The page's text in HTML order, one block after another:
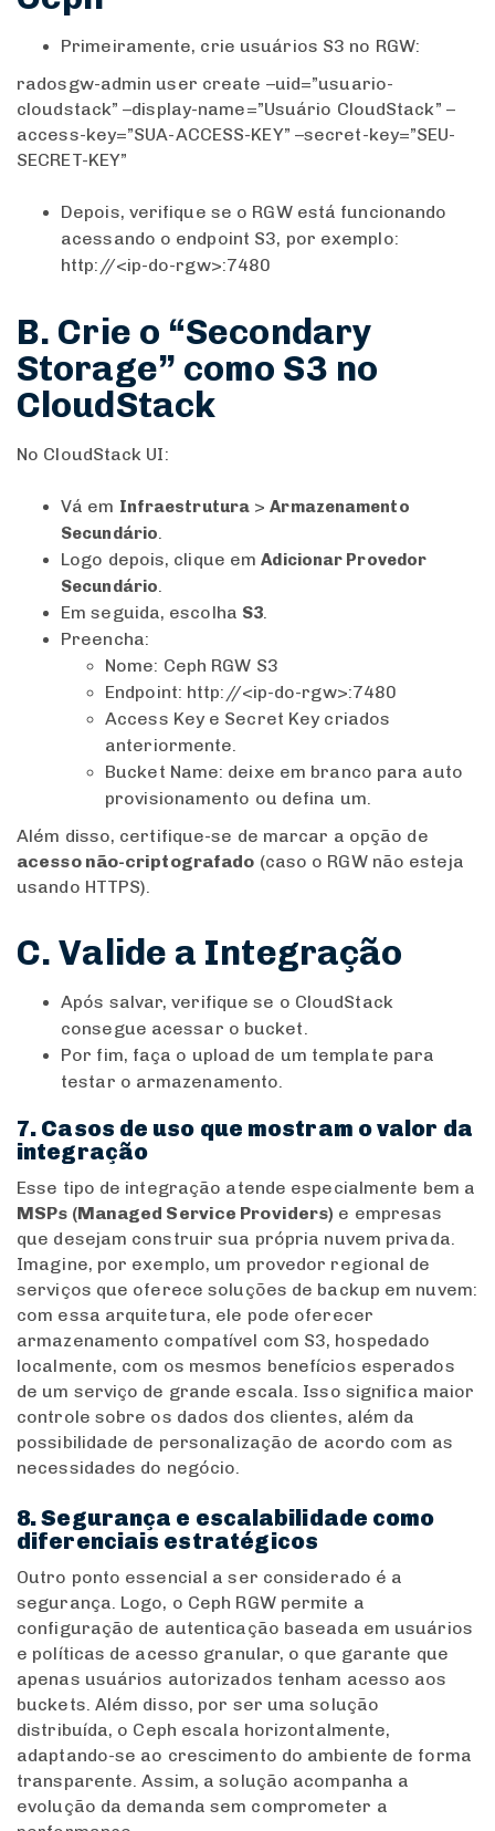
Primeiramente, crie usuários S3 no RGW:
radosgw-admin user create –uid=”usuario-
cloudstack” –display-name=”Usuário CloudStack” –
access-key=”SUA-ACCESS-KEY” –secret-key=”SEU-
SECRET-KEY”
Depois, verifique se o RGW está funcionando
acessando o endpoint S3, por exemplo:
http://<ip-do-rgw>:7480
B. Crie o “Secondary
Storage” como S3 no
CloudStack
No CloudStack UI:
Vá em Infraestrutura >Armazenamento
Secundário.
Logo depois, clique emAdicionar Provedor
Secundário.
Em seguida, escolha S3.
Preencha:
Nome: Ceph RGW S3
Endpoint: http://<ip-do-rgw>:7480
Access Key e Secret Key criados
anteriormente.
Bucket Name: deixe em branco para auto
provisionamento ou defina um.
Além disso, certifique-se de marcar a opção de
acesso não-criptografado (caso o RGW não esteja
usando HTTPS).
C. Valide a Integração
Após salvar, verifique se o CloudStack
consegue acessar o bucket.
Por fim, faça o upload de um template para
testar o armazenamento.
7. Casos de uso que mostram o valor da
integração
Esse tipo de integração atende especialmente bem a
MSPs (Managed Service Providers) e empresas
que desejam construir sua própria nuvem privada.
Imagine, por exemplo, um provedor regional de
serviços que oferece soluções de backup em nuvem:
com essa arquitetura, ele pode oferecer
armazenamento compatível com S3, hospedado
localmente, com os mesmos benefícios esperados
de um serviço de grande escala. Isso significa maior
controle sobre os dados dos clientes, além da
possibilidade de personalização de acordo com as
necessidades do negócio.
8. Segurança e escalabilidade como
diferenciais estratégicos
Outro ponto essencial a ser considerado é a
segurança. Logo, o Ceph RGW permite a
configuração de autenticação baseada em usuários
e políticas de acesso granular, o que garante que
apenas usuários autorizados tenham acesso aos
buckets. Além disso, por ser uma solução
distribuída, o Ceph escala horizontalmente,
adaptando-se ao crescimento do ambiente de forma
transparente. Assim, a solução acompanha a
evolução da demanda sem comprometer a